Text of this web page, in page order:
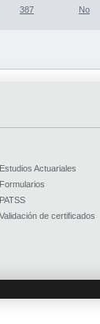
387 No
Estudios Actuariales
Formularios
PATSS
Validación de certificados